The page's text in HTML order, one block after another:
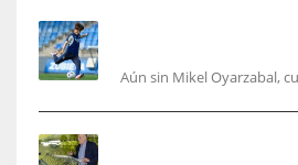
Aún sin Mikel Oyarzabal,